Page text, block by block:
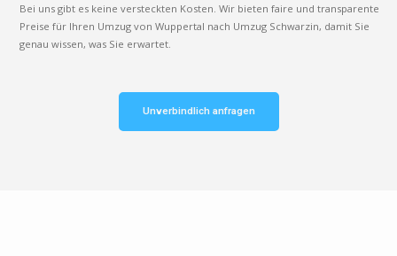
Bei uns gibt es keine versteckten Kosten. Wir bieten faire und transparente
Preise für Ihren Umzug von Wuppertal nach Umzug Schwarzin, damit Sie
genau wissen, was Sie erwartet.
Unverbindlich anfragen